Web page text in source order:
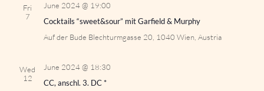
Fri
7
June 2024 @ 19:00
Cocktails “sweet&sour” mit Garfield & Murphy
Auf der Bude Blechturmgasse 20, 1040 Wien, Austria
Wed
12
June 2024 @ 18:30
CC, anschl. 3. DC *